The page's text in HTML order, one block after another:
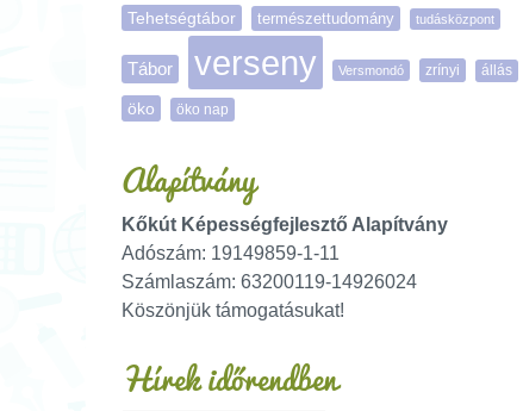
Tehetségtábor természettudomány tudásközpont
Tábor verseny Versmondó zrínyi állás
öko öko nap
Alapítvány
Kőkút Képességfejlesztő Alapítvány
Adószám: 19149859-1-11
Számlaszám: 63200119-14926024
Köszönjük támogatásukat!
Hírek időrendben